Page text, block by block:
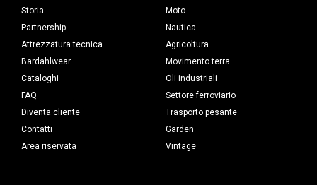
Storia
Partnership
Attrezzatura tecnica
Bardahlwear
Cataloghi
FAQ
Diventa cliente
Contatti
Area riservata
Moto
Nautica
Agricoltura
Movimento terra
Oli industriali
Settore ferroviario
Trasporto pesante
Garden
Vintage